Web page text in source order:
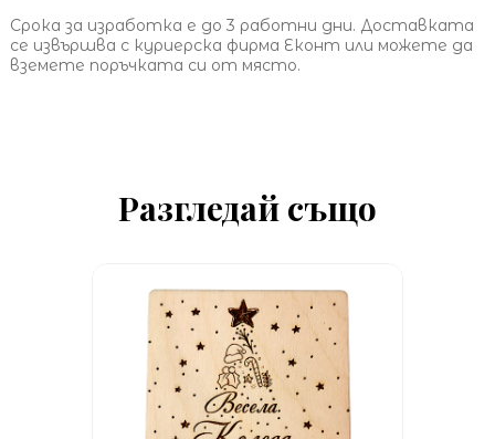
Срока за изработка е до 3 работни дни. Доставката
се извършва с куриерска фирма Еконт или можете да
вземете поръчката си от място.
Разгледай също